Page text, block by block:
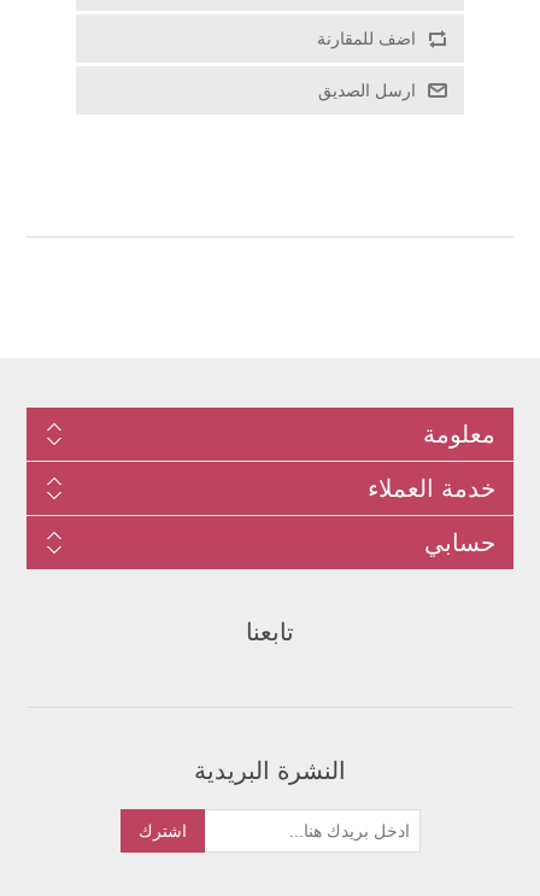
اضف للمقارنة
ارسل الصديق
معلومة
خدمة العملاء
حسابي
تابعنا
النشرة البريدية
اشترك